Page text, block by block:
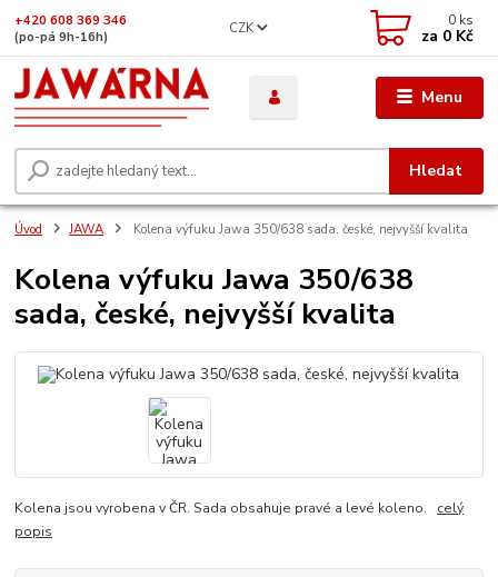
Menu
CZK
Hledat
+420 608 369 346
(po-pá 9h-16h)
0 ks
za 0 Kč
Úvod JAWA Kolena výfuku Jawa 350/638 sada, české, nejvyšší kvalita
Kolena výfuku Jawa 350/638
sada, české, nejvyšší kvalita
Kolena jsou vyrobena v ČR. Sada obsahuje pravé a levé koleno. celý
popis